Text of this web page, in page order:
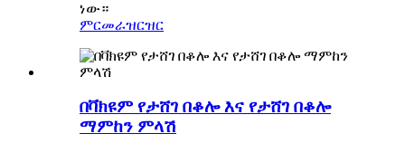
ነው።
ምርመራዝርዝር
በቫክዩም የታሸገ በቆሎ እና የታሸገ በቆሎ
ማምከን ምላሽ